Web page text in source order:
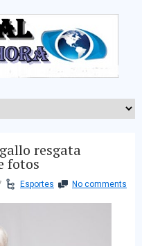
resgata
fotos
Esportes No comments